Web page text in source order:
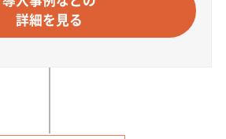
詳細を見る